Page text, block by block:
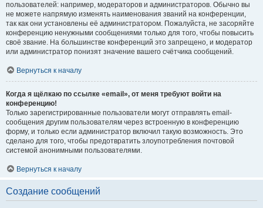
пользователей: например, модераторов и администраторов. Обычно вы
не можете напрямую изменять наименования званий на конференции,
так как они установлены её администратором. Пожалуйста, не засоряйте
конференцию ненужными сообщениями только для того, чтобы повысить
своё звание. На большинстве конференций это запрещено, и модератор
или администратор понизят значение вашего счётчика сообщений.
Вернуться к началу
Когда я щёлкаю по ссылке «email», от меня требуют войти на
конференцию!
Только зарегистрированные пользователи могут отправлять email-
сообщения другим пользователям через встроенную в конференцию
форму, и только если администратор включил такую возможность. Это
сделано для того, чтобы предотвратить злоупотребления почтовой
системой анонимными пользователями.
Вернуться к началу
Создание сообщений